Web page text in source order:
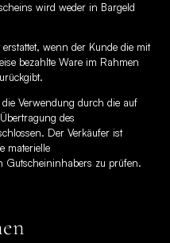
wird weder in Bargeld
wenn der Kunde die mit
bezahlte Ware im Rahmen
Verwendung durch die auf
des
Der Verkäufer ist
materielle
Gutscheininhabers zu prüfen.